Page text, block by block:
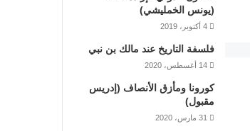
(يونس الخمليشي)
4 أكتوبر، 2019
فلسفة التاريخ عند مالك بن نبي
14 أغسطس، 2020
كورونا ومأزق الأنصاف (إدريس
مقبول)
31 مارس، 2020